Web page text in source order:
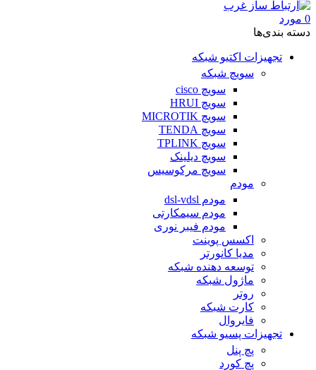
0 مورد
دسته‌ بندی‌ها
تجهیزات اکتیو شبکه
سویچ شبکه
سویچ cisco
سویچ HRUI
سویچ MICROTIK
سویچ TENDA
سویچ TPLINK
سویچ دیلینک
سویچ مرکوسیس
مودم
مودم dsl-vdsl
مودم سیمکارتی
مودم فیبر نوری
اکسس پوینت
مدیا کانورتر
توسعه دهنده شبکه
ماژول شبکه
روتر
کارت شبکه
فایروال
تجهیزات پسیو شبکه
پچ پنل
پچ کورد